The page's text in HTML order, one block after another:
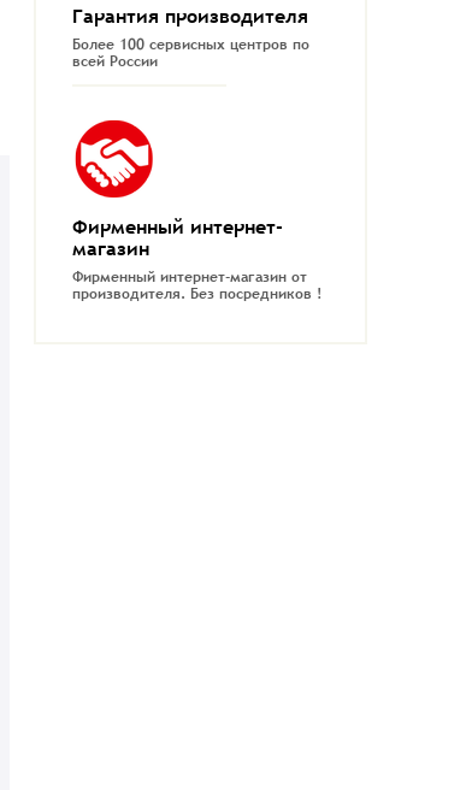
Гарантия производителя
Более 100 сервисных центров по
всей России
Фирменный интернет-
магазин
Фирменный интернет-магазин от
производителя. Без посредников !